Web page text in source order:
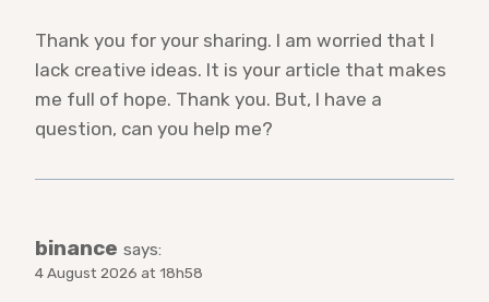
Thank you for your sharing. I am worried that I
lack creative ideas. It is your article that makes
me full of hope. Thank you. But, I have a
question, can you help me?
binance says:
4 August 2026 at 18h58